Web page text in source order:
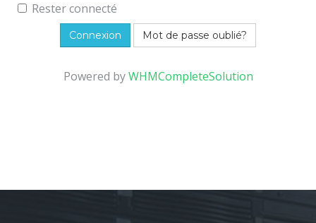
Rester connecté
Mot de passe oublié?
Powered byWHMCompleteSolution